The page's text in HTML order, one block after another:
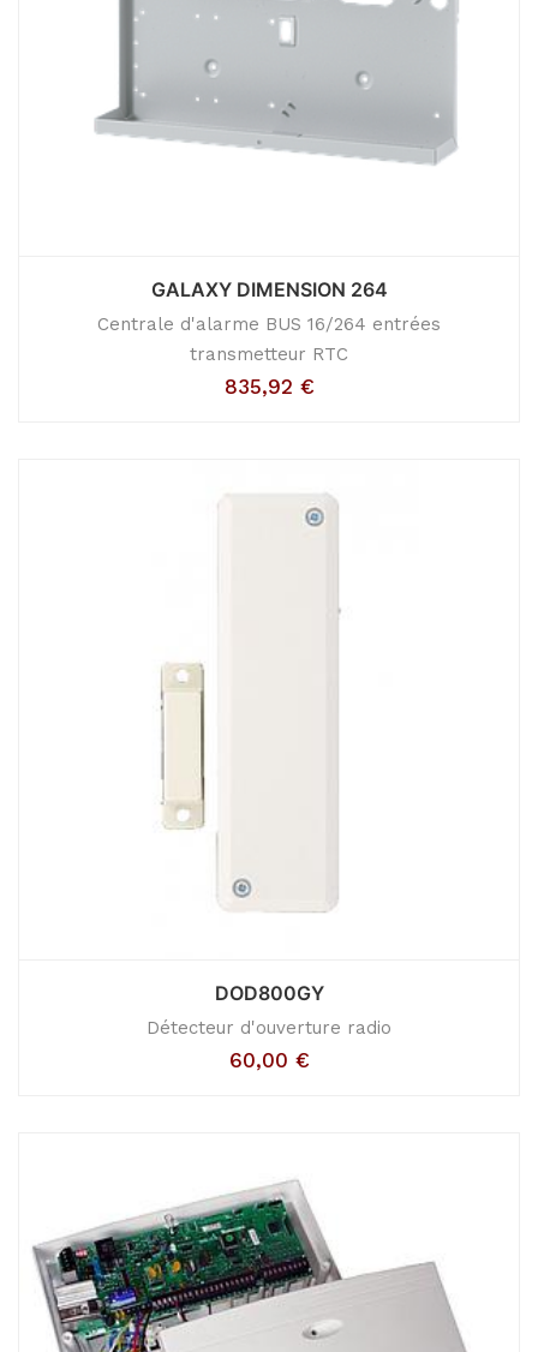
GALAXY DIMENSION 264
Centrale d'alarme BUS 16/264 entrées
transmetteur RTC
835,92 €
DOD800GY
Détecteur d'ouverture radio
60,00 €